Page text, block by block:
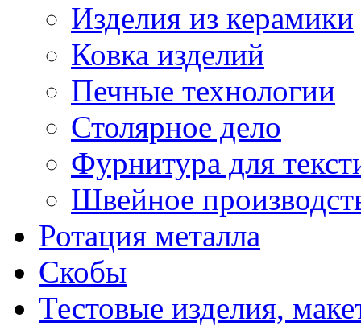
Изделия из керамики
Ковка изделий
Печные технологии
Столярное дело
Фурнитура для
Швейное
Ротация металла
Скобы
Тестовые изделия,